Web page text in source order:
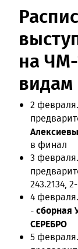
на
видам
2
в финал
3
243.2134,
4
-сборная
СЕРЕБРО
5